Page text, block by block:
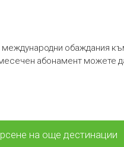
обаждания
абонамент можете
на още дестинации